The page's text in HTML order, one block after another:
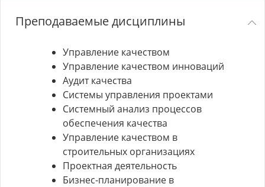
Преподаваемые дисциплины
Управление качеством
Управление качеством инноваций
Аудит качества
Системы управления проектами
Системный анализ процессов
обеспечения качества
Управление качеством в
строительных организациях
Проектная деятельность
Бизнес-планирование в